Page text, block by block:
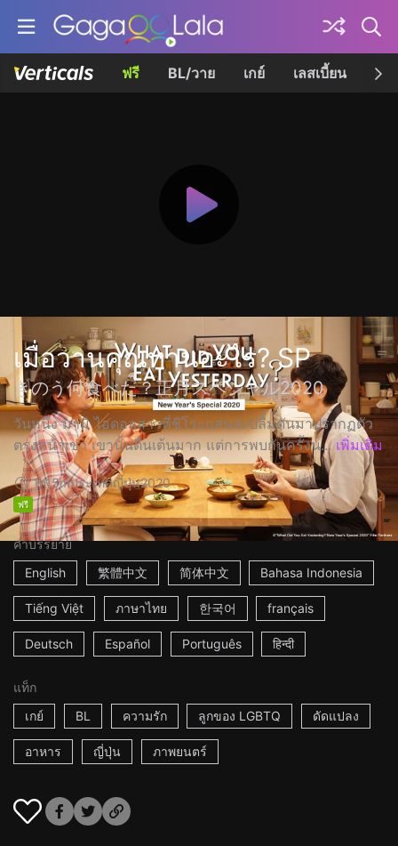
ฟรี BL/วาย เกย์ เลสเบี้ยน เค
เมื่อวานคุณทานอะไร? SP
きのう何食べた？正月スペシャル2020
วันหนึ่ง มามิ ไอดอลสาวที่ชิโระแสนจะปลื้มดันมาปรากฏตัว
ตรงหน้าเขา เขานั้นตื่นเต้นมาก แต่การพบกันครั้งน... เพิ่มเติม
1h15mประเทศญี่ปุ่น2020
ฟรี
คำบรรยาย
English
繁體中文 简体中文 Bahasa Indonesia
Tiếng Việt ภาษาไทย 한국어 français
Deutsch Español Português हिन्दी
แท็ก
เกย์
BL ความรัก ลูกของ LGBTQ ดัดแปลง
อาหาร ญี่ปุ่น ภาพยนตร์